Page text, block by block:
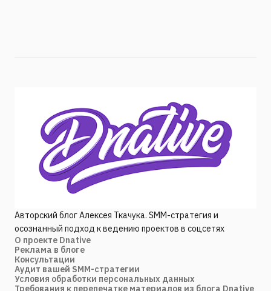
Авторский блог Алексея Ткачука. SMM-стратегия и
осознанный подход к ведению проектов в соцсетях
О проекте Dnative
Реклама в блоге
Консультации
Аудит вашей SMM-стратегии
Условия обработки персональных данных
Требования к перепечатке материалов из блога Dnative